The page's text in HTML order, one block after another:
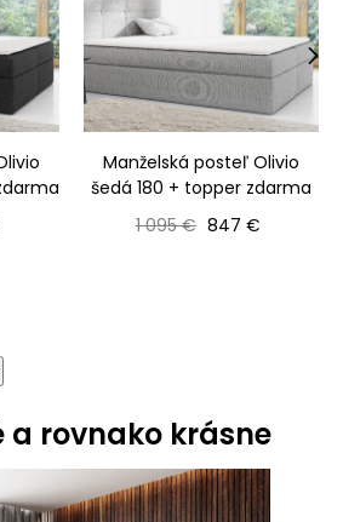
Manželská posteľ Olivio
šedá 180 + topper zdarma
Bežná cena
1 095 € Cena
847 €
a rovnako krásne